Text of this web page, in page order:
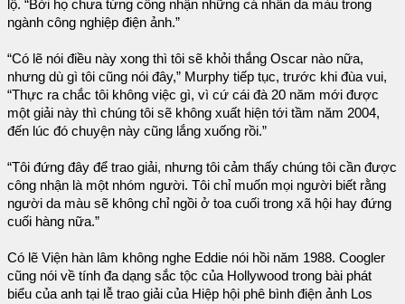
lộ. “Bởi họ chưa từng công nhận những cá nhân da màu trong
ngành công nghiệp điện ảnh.”
“Có lẽ nói điều này xong thì tôi sẽ khỏi thắng Oscar nào nữa,
nhưng dù gì tôi cũng nói đây,” Murphy tiếp tục, trước khi đùa vui,
“Thực ra chắc tôi không việc gì, vì cứ cái đà 20 năm mới được
một giải này thì chúng tôi sẽ không xuất hiện tới tầm năm 2004,
đến lúc đó chuyện này cũng lắng xuống rồi.”
“Tôi đứng đây để trao giải, nhưng tôi cảm thấy chúng tôi cần được
công nhận là một nhóm người. Tôi chỉ muốn mọi người biết rằng
người da màu sẽ không chỉ ngồi ở toa cuối trong xã hội hay đứng
cuối hàng nữa.”
Có lẽ Viện hàn lâm không nghe Eddie nói hồi năm 1988. Coogler
cũng nói về tính đa dạng sắc tộc của Hollywood trong bài phát
biểu của anh tại lễ trao giải của Hiệp hội phê bình điện ảnh Los